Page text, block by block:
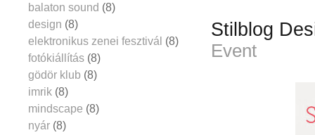
Stilblog
Event
balaton sound (8)
design (8)
elektronikus zenei fesztivál (8)
fotókiállítás (8)
gödör klub (8)
imrik (8)
mindscape (8)
nyár (8)